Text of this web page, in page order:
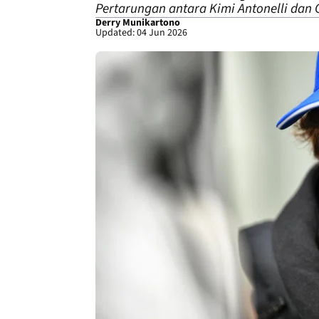
Pertarungan antara Kimi Antonelli dan
Derry Munikartono
Updated: 04 Jun 2026